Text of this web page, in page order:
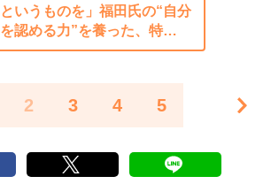
というものを」福田氏の“自分
を認める力”を養った、特…
2 3 4 5